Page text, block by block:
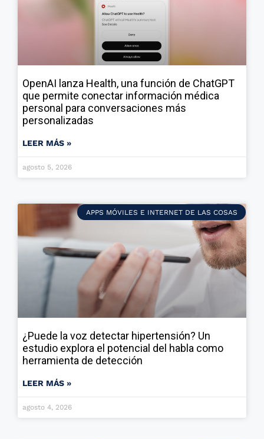
OpenAI lanza Health, una función de ChatGPT
que permite conectar información médica
personal para conversaciones más
personalizadas
LEER MÁS »
agosto 5, 2026
APPS MÓVILES E INTERNET DE LAS COSAS
¿Puede la voz detectar hipertensión? Un
estudio explora el potencial del habla como
herramienta de detección
LEER MÁS »
agosto 4, 2026